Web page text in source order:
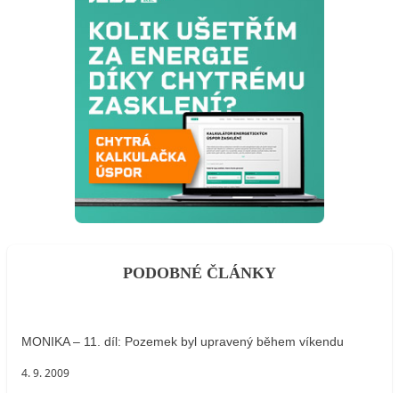
PODOBNÉ ČLÁNKY
MONIKA – 11. díl: Pozemek byl upravený během víkendu
4. 9. 2009